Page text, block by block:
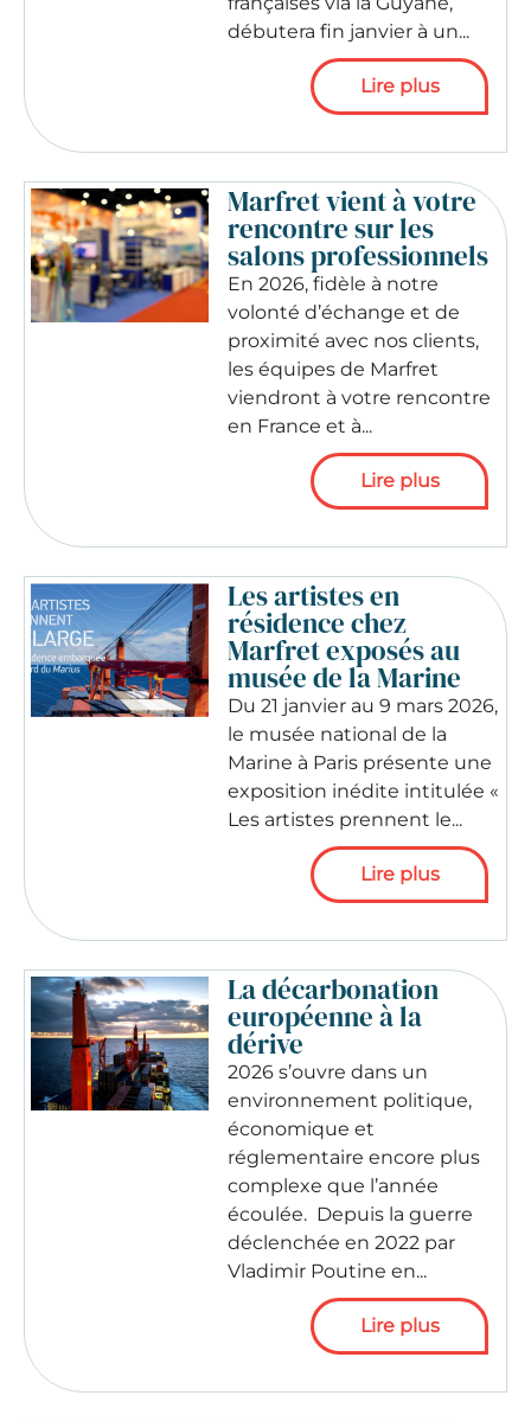
débutera fin janvier à un...
Lire plus
Marfret vient à votre
rencontre sur les
salons professionnels
En 2026, fidèle à notre
volonté d’échange et de
proximité avec nos clients,
les équipes de Marfret
viendront à votre rencontre
en France et à...
Lire plus
Les artistes en
résidence chez
Marfret exposés au
musée de la Marine
Du 21 janvier au 9 mars 2026,
le musée national de la
Marine à Paris présente une
exposition inédite intitulée «
Les artistes prennent le...
Lire plus
La décarbonation
européenne à la
dérive
2026 s’ouvre dans un
environnement politique,
économique et
réglementaire encore plus
complexe que l’année
écoulée. Depuis la guerre
déclenchée en 2022 par
Vladimir Poutine en...
Lire plus